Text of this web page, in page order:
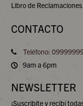
Libro de Reclamaciones
CONTACTO
Teléfono:
9am a 6pm
NEWSLETTER
¡Suscribite y recibí